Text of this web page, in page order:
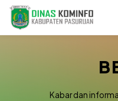
Kabar dan